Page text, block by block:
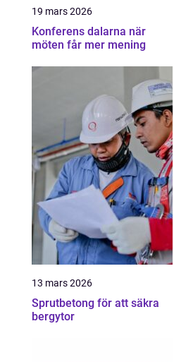
19 mars 2026
Konferens dalarna när
möten får mer mening
13 mars 2026
Sprutbetong för att säkra
bergytor